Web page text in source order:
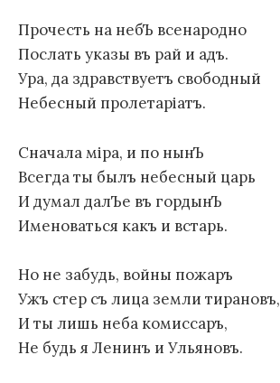
Прочесть на небЪ всенародно
Послать указы въ рай и адъ.
Ура, да здравствуетъ свободный
Небесный пролетарiатъ.
Сначала мiра, и по нынЪ
Всегда ты былъ небесный царь
И думал далЪе въ гордынЪ
Именоваться какъ и встарь.
Но не забудь, войны пожаръ
Ужъ стер съ лица земли тирановъ,
И ты лишь неба комиссаръ,
Не будь я Ленинъ и Ульяновъ.